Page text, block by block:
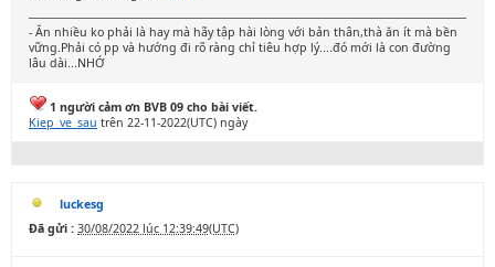
- Ăn nhiều ko phải là hay mà hãy tập hài lòng với bản thân,thà ăn ít mà bền
vững.Phải có pp và hướng đi rõ ràng chỉ tiêu hợp lý....đó mới là con đường
lâu dài...NHỚ
1 người cảm ơn BVB 09 cho bài viết.
Kiep_ve_sau trên 22-11-2022(UTC) ngày
luckesg
Đã gửi : 30/08/2022 lúc 12:39:49(UTC)